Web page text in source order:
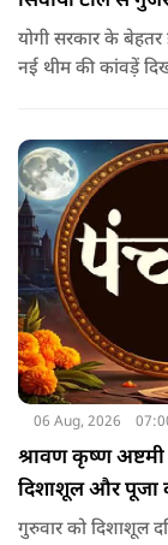
योगी सरकार के बेहतर
नई थीम की कांवड़ें
06 Aug, 2026
श्रावण कृष्ण
दिशाशूल और पूजा
गुरुवार को दिशाशूल